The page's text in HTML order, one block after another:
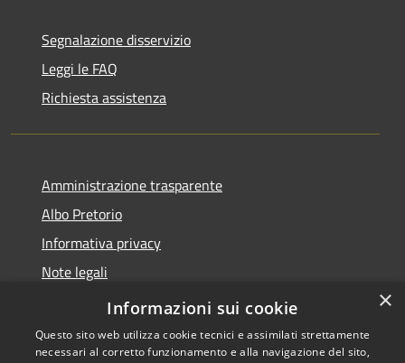
Segnalazione disservizio
Leggi le FAQ
Richiesta assistenza
Amministrazione trasparente
Albo Pretorio
Informativa privacy
Note legali
Dichiarazione di accessibilità
×
Informazioni sui cookie
Questo sito web utilizza cookie tecnici e assimilati strettamente
necessari al corretto funzionamento e alla navigazione del sito,